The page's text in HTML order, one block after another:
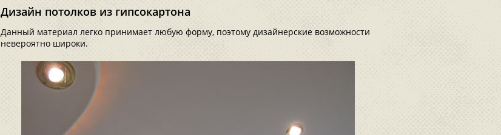
Дизайн потолков из гипсокартона
Данный материал легко принимает любую форму, поэтому дизайнерские возможности
невероятно широки.